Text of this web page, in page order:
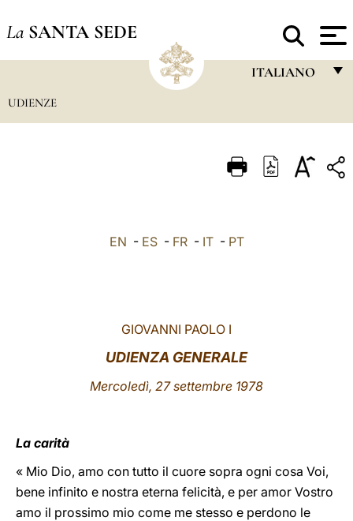
La SANTA SEDE
ITALIANO
ITALIANO
LATINE
UDIENZE
EN - ES- FR- IT- PT
GIOVANNI PAOLO I
UDIENZA GENERALE
Mercoledì, 27 settembre 1978
La carità
« Mio Dio, amo con tutto il cuore sopra ogni cosa Voi,
bene infinito e nostra eterna felicità, e per amor Vostro
amo il prossimo mio come me stesso e perdono le